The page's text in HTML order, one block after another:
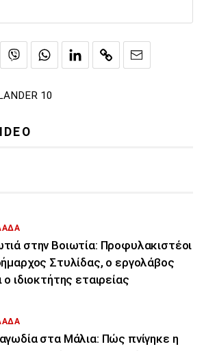
10
στην Βοιωτία: Προφυλακιστέοι
Στυλίδας, ο εργολάβος
ο ιδιοκτήτης εταιρείας
στα Μάλια: Πώς πνίγηκε η